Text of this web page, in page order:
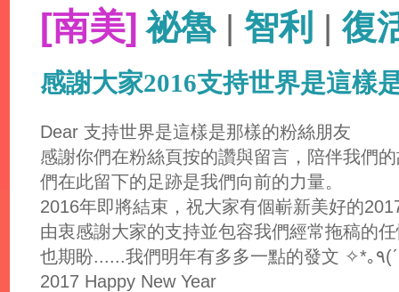
[南美] 祕魯| 智利 |復
感謝大家2016支持世界是這樣
Dear 支持世界是這樣是那樣的粉絲朋友
感謝你們在粉絲頁按的讚與留言，陪伴我們
們在此留下的足跡是我們向前的力量。
2016年即將結束，祝大家有個嶄新美好的
由衷感謝大家的支持並包容我們經常拖稿的
2017 Happy New Year